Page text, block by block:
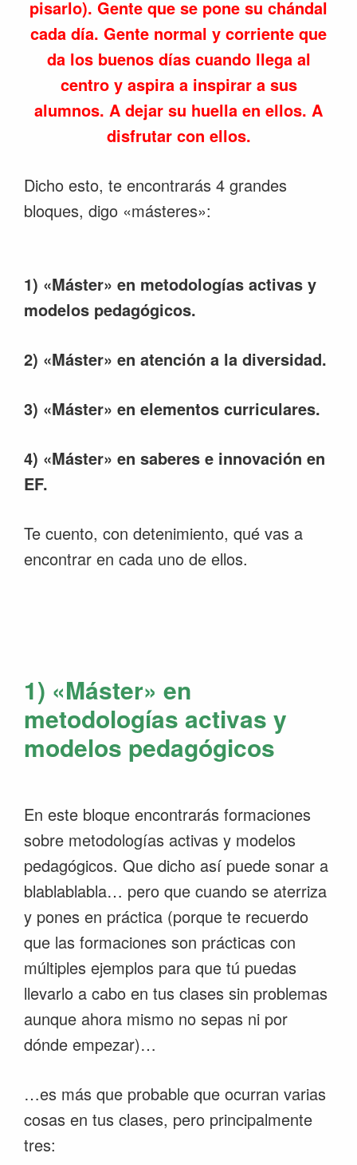
pisarlo). Gente que se pone su chándal
cada día. Gente normal y corriente que
da los buenos días cuando llega al
centro y aspira a inspirar a sus
alumnos. A dejar su huella en ellos. A
disfrutar con ellos.
Dicho esto, te encontrarás 4 grandes
bloques, digo «másteres»:
1) «Máster» en metodologías activas y
modelos pedagógicos.
2) «Máster» en atención a la diversidad.
3) «Máster» en elementos curriculares.
4) «Máster» en saberes e innovación en
EF.
Te cuento, con detenimiento, qué vas a
encontrar en cada uno de ellos.
1) «Máster» en
metodologías activas y
modelos pedagógicos
En este bloque encontrarás formaciones
sobre metodologías activas y modelos
pedagógicos. Que dicho así puede sonar a
blablablabla… pero que cuando se aterriza
y pones en práctica (porque te recuerdo
que las formaciones son prácticas con
múltiples ejemplos para que tú puedas
llevarlo a cabo en tus clases sin problemas
aunque ahora mismo no sepas ni por
dónde empezar)…
…es más que probable que ocurran varias
cosas en tus clases, pero principalmente
tres: